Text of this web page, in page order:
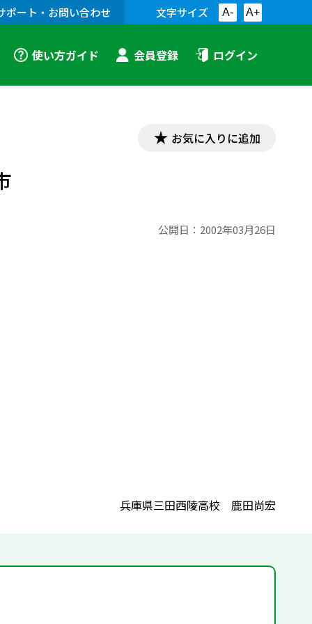
ポート・お問い合わせ 文字サイズ A- A+
使い方ガイド 会員登録 ログイン
お気に入りに追加
公開日： 2002年03月26日
兵庫県三田西陵高校 鹿田尚宏